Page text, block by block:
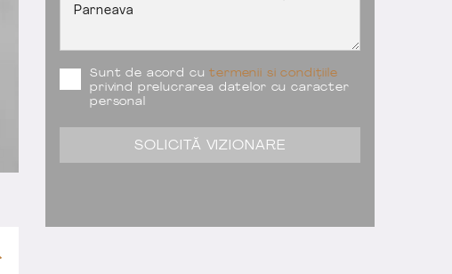
Sunt de acord cutermenii si condițiile
privind prelucrarea datelor cu caracter
personal
SOLICITĂ VIZIONARE